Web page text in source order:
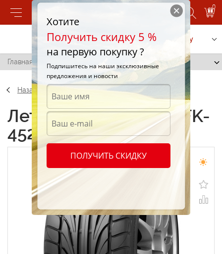
0
Позвонить Заказать услугу
Главная /
Назад
Летние шины Falken FK-
452 225/40 R18 94Y
Хотите
Получить скидку 5 %
на первую покупку ?
Подпишитесь на наши эксклюзивные
предложения и новости
ПОЛУЧИТЬ СКИДКУ